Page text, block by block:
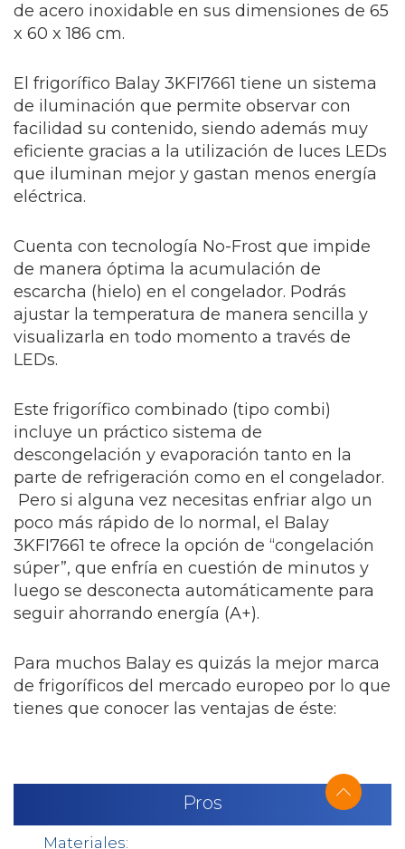
de acero inoxidable en sus dimensiones de 65
x 60 x 186 cm.
El frigorífico Balay 3KFI7661 tiene un sistema
de iluminación que permite observar con
facilidad su contenido, siendo además muy
eficiente gracias a la utilización de luces LEDs
que iluminan mejor y gastan menos energía
eléctrica.
Cuenta con tecnología No-Frost que impide
de manera óptima la acumulación de
escarcha (hielo) en el congelador. Podrás
ajustar la temperatura de manera sencilla y
visualizarla en todo momento a través de
LEDs.
Este frigorífico combinado (tipo combi)
incluye un práctico sistema de
descongelación y evaporación tanto en la
parte de refrigeración como en el congelador.
Pero si alguna vez necesitas enfriar algo un
poco más rápido de lo normal, el Balay
3KFI7661 te ofrece la opción de “congelación
súper”, que enfría en cuestión de minutos y
luego se desconecta automáticamente para
seguir ahorrando energía (A+).
Para muchos Balay es quizás la mejor marca
de frigoríficos del mercado europeo por lo que
tienes que conocer las ventajas de éste:
Pros
Materiales: